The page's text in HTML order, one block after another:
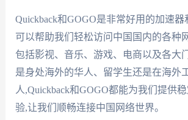
Quickback和GOGO是非常好用的加速器
可以帮助我们轻松访问中国国内的各种
包括影视、音乐、游戏、电商以及各大
是身处海外的华人、留学生还是在海外
人,Quickback和GOGO都能为我们提供
验,让我们顺畅连接中国网络世界。